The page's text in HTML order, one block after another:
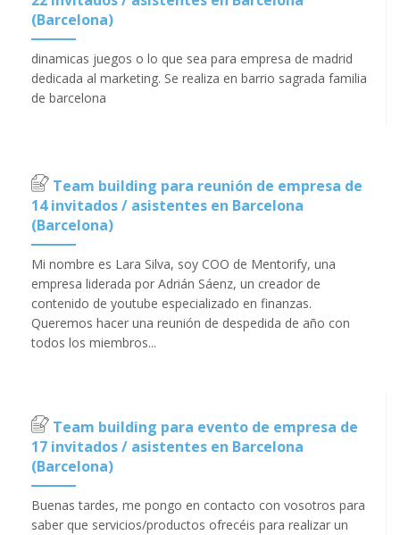
(Barcelona)
dinamicas juegos o lo que sea para empresa de madrid
dedicada al marketing. Se realiza en barrio sagrada familia
de barcelona
Team building para reunión de empresa de
14 invitados / asistentes en Barcelona
(Barcelona)
Mi nombre es Lara Silva, soy COO de Mentorify, una
empresa liderada por Adrián Sáenz, un creador de
contenido de youtube especializado en finanzas.
Queremos hacer una reunión de despedida de año con
todos los miembros...
Team building para evento de empresa de
17 invitados / asistentes en Barcelona
(Barcelona)
Buenas tardes, me pongo en contacto con vosotros para
saber que servicios/productos ofrecéis para realizar un